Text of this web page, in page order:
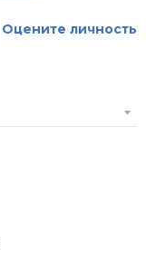
Оцените личность